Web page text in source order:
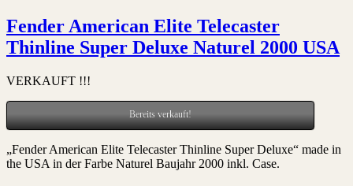
Fender American Elite Telecaster
Thinline Super Deluxe Naturel 2000 USA
VERKAUFT !!!
Bereits verkauft!
„Fender American Elite Telecaster Thinline Super Deluxe“ made in
the USA in der Farbe Naturel Baujahr 2000 inkl. Case.